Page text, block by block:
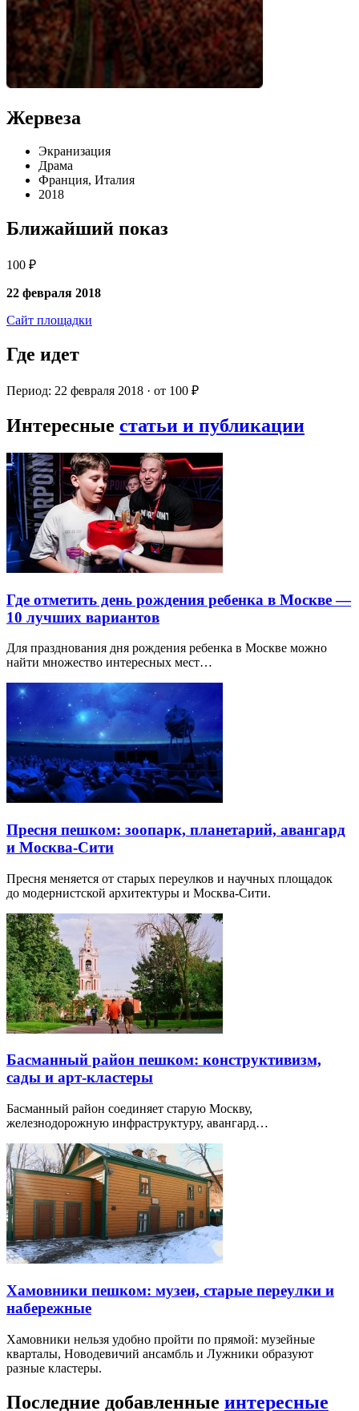
Жервеза
Экранизация
Драма
Франция, Италия
2018
Ближайший показ
100 ₽
22 февраля 2018
Сайт площадки
Где идет
Период: 22 февраля 2018 · от 100 ₽
Интересные статьи и публикации
Где отметить день рождения ребенка в Москве —
10 лучших вариантов
Для празднования дня рождения ребенка в Москве можно
найти множество интересных мест…
Пресня пешком: зоопарк, планетарий, авангард
и Москва-Сити
Пресня меняется от старых переулков и научных площадок
до модернистской архитектуры и Москва-Сити.
Басманный район пешком: конструктивизм,
сады и арт-кластеры
Басманный район соединяет старую Москву,
железнодорожную инфраструктуру, авангард…
Хамовники пешком: музеи, старые переулки и
набережные
Хамовники нельзя удобно пройти по прямой: музейные
кварталы, Новодевичий ансамбль и Лужники образуют
разные кластеры.
Последние добавленные интересные